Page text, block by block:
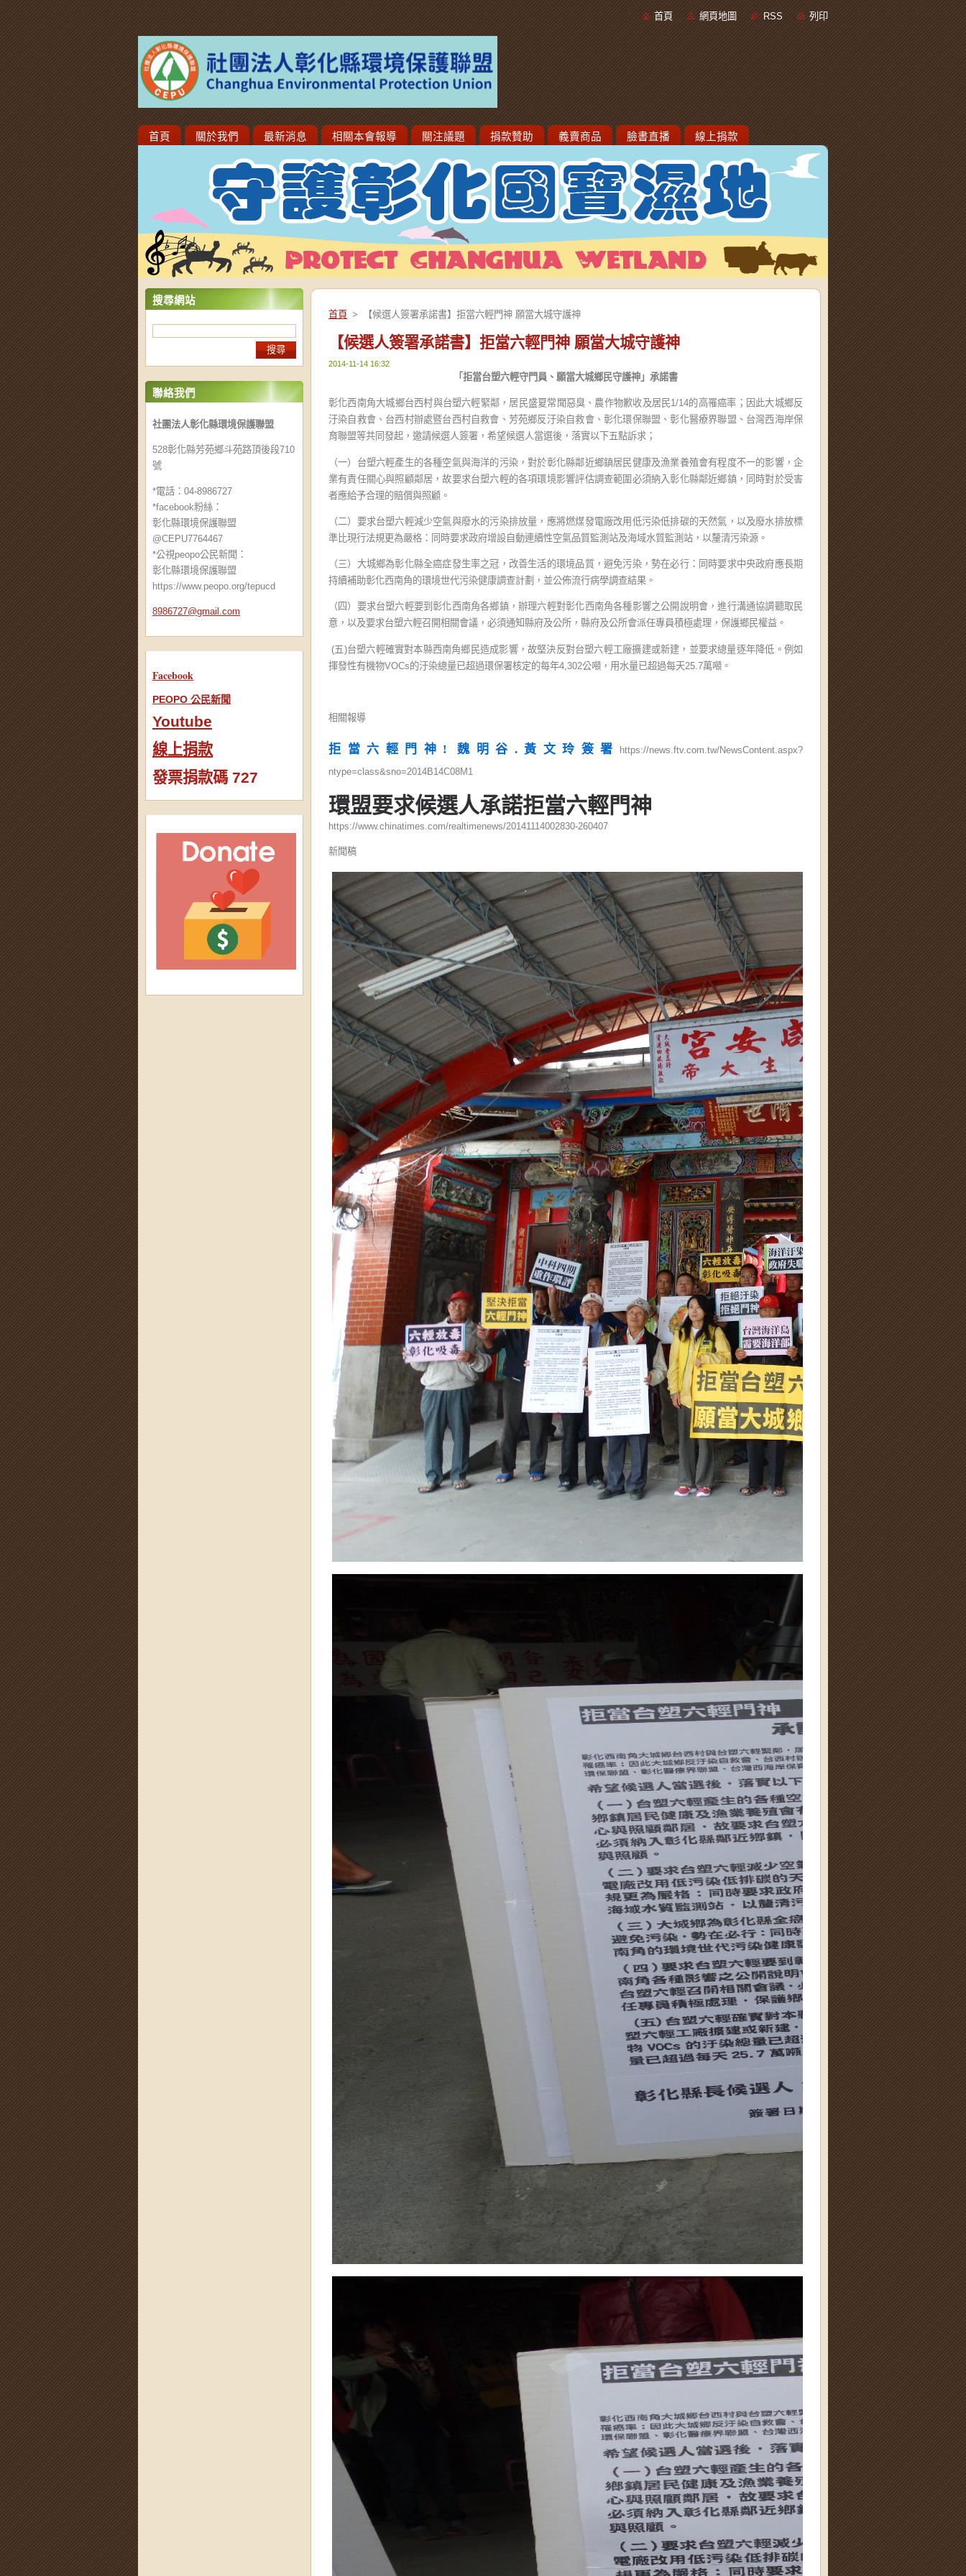
首頁 網頁地圖 RSS 列印
首頁 關於我們 最新消息 相關本會報導 關注議題 捐款贊助 義賣商品 臉書直播 線上捐款
搜尋網站
聯絡我們
社團法人彰化縣環境保護聯盟
528彰化縣芳苑鄉斗苑路頂後段710
號
*電話：04-8986727
*facebook粉絲：
彰化縣環境保護聯盟
@CEPU7764467
*公視peopo公民新聞：
彰化縣環境保護聯盟
https://www.peopo.org/tepucd
8986727@gmail.com
Facebook
PEOPO 公民新聞
Youtube
線上捐款
發票捐款碼 727
首頁 > 【候選人簽署承諾書】拒當六輕門神 願當大城守護神
【候選人簽署承諾書】拒當六輕門神 願當大城守護神
2014-11-14 16:32
「拒當台塑六輕守門員、願當大城鄉民守護神」 承諾書
彰化西南角大城鄉台西村與台塑六輕緊鄰，居民盛夏常聞惡臭、農作物歉收及居民1/14的高罹癌率；因此大城鄉反
汙染自救會、台西村辦處暨台西村自救會、芳苑鄉反汙染自救會、彰化環保聯盟、彰化醫療界聯盟、台灣西海岸保
育聯盟等共同發起，邀請候選人簽署，希望候選人當選後，落實以下五點訴求；
（一）台塑六輕產生的各種空氣與海洋的污染，對於彰化縣鄰近鄉鎮居民健康及漁業養殖會有程度不一的影響，企
業有責任關心與照顧鄰居，故要求台塑六輕的各項環境影響評估調查範圍必須納入彰化縣鄰近鄉鎮，同時對於受害
者應給予合理的賠償與照顧。
（二）要求台塑六輕減少空氣與廢水的污染排放量，應將燃煤發電廠改用低污染低排碳的天然氣，以及廢水排放標
準比現行法規更為嚴格：同時要求政府增設自動連續性空氣品質監測站及海域水質監測站，以釐清污染源。
（三）大城鄉為彰化縣全癌症發生率之冠，改善生活的環境品質，避免污染，勢在必行：同時要求中央政府應長期
持續補助彰化西南角的環境世代污染健康調查計劃，並公佈流行病學調查結果。
（四）要求台塑六輕要到彰化西南角各鄉鎮，辦理六輕對彰化西南角各種影響之公開說明會，進行溝通協調聽取民
意，以及要求台塑六輕召開相關會議，必須通知縣府及公所，縣府及公所會派任專員積極處理，保護鄉民權益。
(五)台塑六輕確實對本縣西南角鄉民造成影響，故堅決反對台塑六輕工廠擴建或新建，並要求總量逐年降低。例如
揮發性有機物VOCs的汙染總量已超過環保署核定的每年4,302公噸，用水量已超過每天25.7萬噸。
相關報導
拒當六輕門神! 魏明谷.黃文玲簽署
https://news.ftv.com.tw/NewsContent.aspx?
ntype=class&sno=2014B14C08M1
環盟要求候選人承諾拒當六輕門神
https://www.chinatimes.com/realtimenews/20141114002830-260407
新聞稿